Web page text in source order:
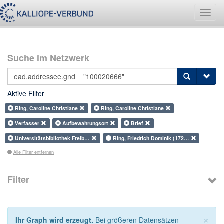
Suche im Netzwerk
Aktive Filter
Ring, Caroline Christiane
Ring, Caroline Christiane
Verfasser
Aufbewahrungsort
Brief
Universitätsbibliothek Freib…
Ring, Friedrich Dominik (172…
Alle Filter entfernen
Filter
×
Ihr Graph wird erzeugt. Bei größeren Datensätzen